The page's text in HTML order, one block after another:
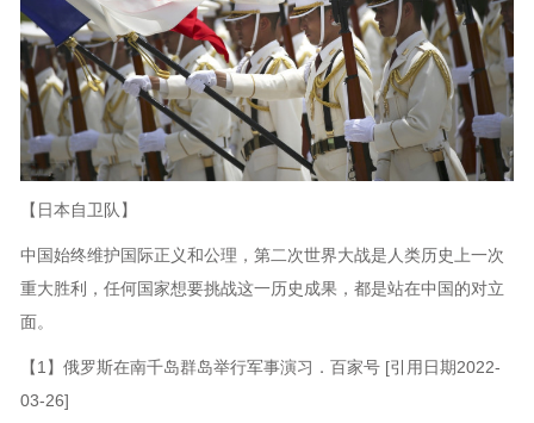
【日本自卫队】
中国始终维护国际正义和公理，第二次世界大战是人类历史上一次
重大胜利，任何国家想要挑战这一历史成果，都是站在中国的对立
面。
【1】俄罗斯在南千岛群岛举行军事演习．百家号 [引用日期2022-
03-26]